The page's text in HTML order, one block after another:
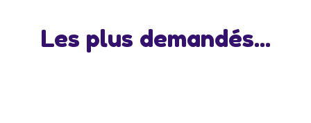
Les plus demandés...